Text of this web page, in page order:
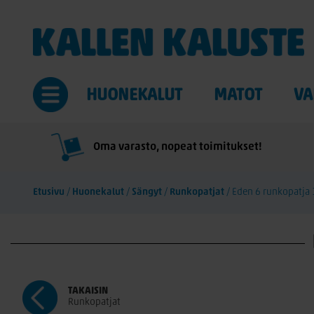
HUONEKALUT MATOT
Oma varasto, nopeat toimitukset!
Etusivu / Huonekalut / Sängyt / Runkopatjat / Eden 6 runkopatja
TAKAISIN
Runkopatjat